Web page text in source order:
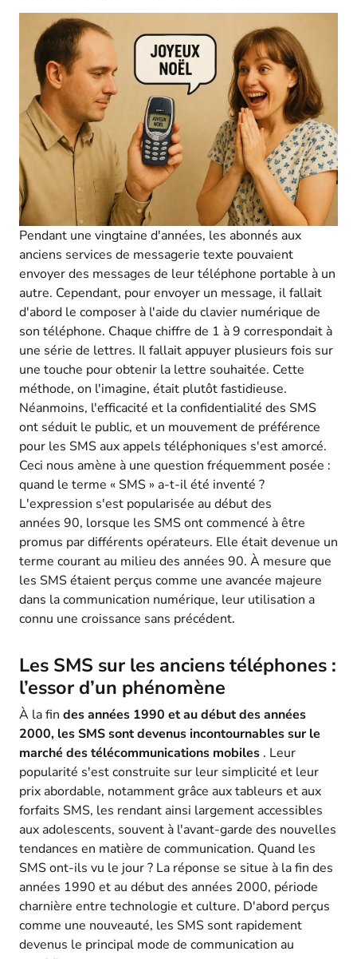
Pendant une vingtaine d'années, les abonnés aux
anciens services de messagerie texte pouvaient
envoyer des messages de leur téléphone portable à un
autre. Cependant, pour envoyer un message, il fallait
d'abord le composer à l'aide du clavier numérique de
son téléphone. Chaque chiffre de 1 à 9 correspondait à
une série de lettres. Il fallait appuyer plusieurs fois sur
une touche pour obtenir la lettre souhaitée. Cette
méthode, on l'imagine, était plutôt fastidieuse.
Néanmoins, l'efficacité et la confidentialité des SMS
ont séduit le public, et un mouvement de préférence
pour les SMS aux appels téléphoniques s'est amorcé.
Ceci nous amène à une question fréquemment posée :
quand le terme « SMS » a-t-il été inventé ?
L'expression s'est popularisée au début des
années 90, lorsque les SMS ont commencé à être
promus par différents opérateurs. Elle était devenue un
terme courant au milieu des années 90. À mesure que
les SMS étaient perçus comme une avancée majeure
dans la communication numérique, leur utilisation a
connu une croissance sans précédent.
Les SMS sur les anciens téléphones :
l’essor d’un phénomène
À la fin des années 1990 et au début des années
2000, les SMS sont devenus incontournables sur le
marché des télécommunications mobiles . Leur
popularité s'est construite sur leur simplicité et leur
prix abordable, notamment grâce aux tableurs et aux
forfaits SMS, les rendant ainsi largement accessibles
aux adolescents, souvent à l'avant-garde des nouvelles
tendances en matière de communication. Quand les
SMS ont-ils vu le jour ? La réponse se situe à la fin des
années 1990 et au début des années 2000, période
charnière entre technologie et culture. D'abord perçus
comme une nouveauté, les SMS sont rapidement
devenus le principal mode de communication au